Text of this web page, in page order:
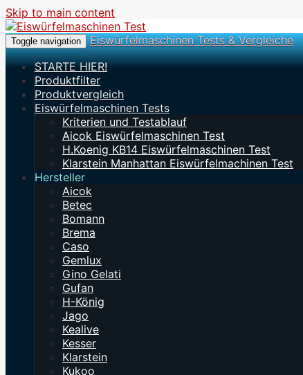
Skip to main content
Toggle navigation
Eiswürfelmaschinen Tests & Vergleiche
STARTE HIER!
Produktfilter
Produktvergleich
Eiswürfelmaschinen Tests
Kriterien und Testablauf
Aicok Eiswürfelmaschinen Test
H.Koenig KB14 Eiswürfelmaschinen Test
Klarstein Manhattan Eiswürfelmachinen Test
Hersteller
Aicok
Betec
Bomann
Brema
Caso
Gemlux
Gino Gelati
Gufan
H-König
Jago
Kealive
Kesser
Klarstein
Kukoo